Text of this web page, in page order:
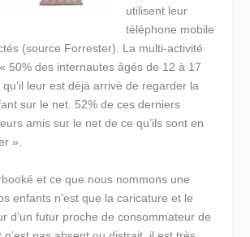
utilisent leur
téléphone mobile
(source Forrester). La multi-activité
50% des internautes âgés de 12 à 17
leur est déjà arrivé de regarder la
sur le net. 52% de ces derniers
amis sur le net de ce qu’ils sont en
».
et ce que nous nommons une
enfants n’est que la caricature et le
d’un futur proche de consommateur de